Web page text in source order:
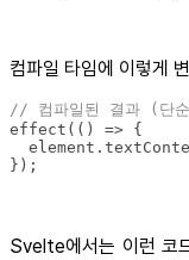
컴파일 타임에 이렇게
// 컴파일된 결과 (단
effect( () =>
});
Svelte에서는 이런 코